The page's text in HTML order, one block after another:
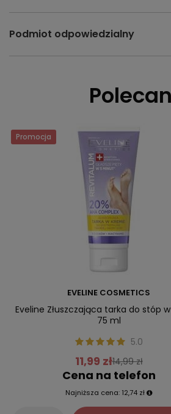
Podmiot odpowiedzialny
Promocja
EVELINE COSMETICS
Eveline Złuszczająca tarka do stóp
75 ml
5.0
11,99 zł14,99 zł
Cena na telefon
Najniższa cena: 12,74 zł